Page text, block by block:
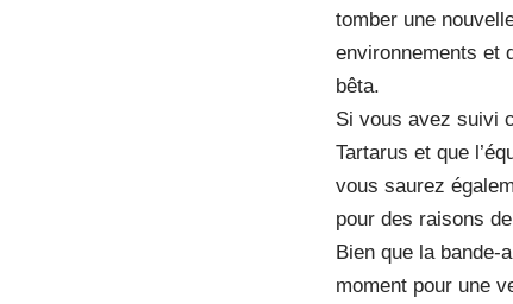
tomber une
environnements et
bêta.
Si vous avez suivi
Tartarus et que
vous saurez
pour des raisons
Bien que la bande-
moment pour une